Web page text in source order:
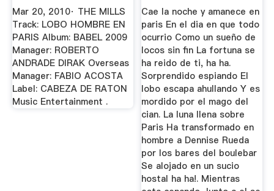
Mar 20, 2010· THE MILLS
Track: LOBO HOMBRE EN
PARIS Album: BABEL 2009
Manager: ROBERTO
ANDRADE DIRAK Overseas
Manager: FABIO ACOSTA
Label: CABEZA DE RATON
Music Entertainment .
Cae la noche y amanece en
paris En el dia en que todo
ocurrio Como un sueño de
locos sin fin La fortuna se
ha reido de ti, ha ha.
Sorprendido espiando El
lobo escapa ahullando Y es
mordido por el mago del
cian. La luna llena sobre
Paris Ha transformado en
hombre a Dennise Rueda
por los bares del boulebar
Se alojado en un sucio
hostal ha ha!. Mientras